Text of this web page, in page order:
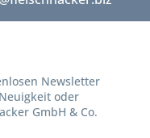
Newsletter
oder
GmbH & Co.